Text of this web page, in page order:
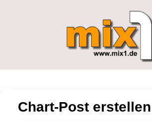
Chart-Post erstellen